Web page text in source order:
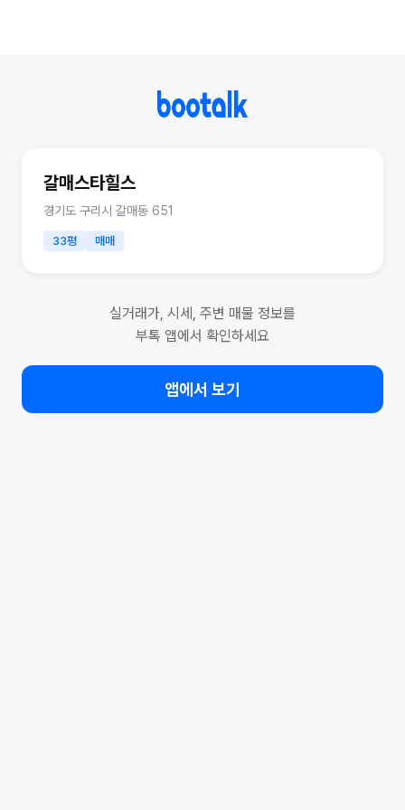
갈매스타힐스
경기도 구리시 갈매동 651
33평 매매
실거래가, 시세, 주변 매물 정보를
부톡 앱에서 확인하세요
앱에서 보기